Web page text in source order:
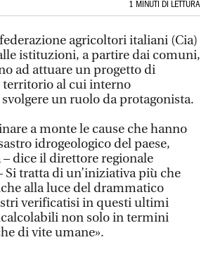
1 MINUTI DI LETTURA
agricoltori italiani (Cia)
istituzioni, a partire dai comuni,
ad attuare un progetto di
al cui interno
un ruolo da protagonista.
a monte le cause che hanno
idrogeologico del paese,
– dice il direttore regionale
Si tratta di un’iniziativa più che
alla luce del drammatico
verificatisi in questi ultimi
non solo in termini
di vite umane».